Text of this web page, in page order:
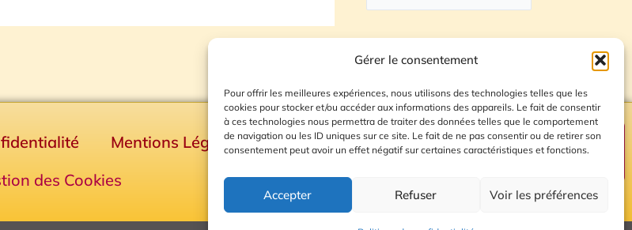
Gérer le consentement
Pour offrir les meilleures expériences, nous utilisons des technologies telles que les
cookies pour stocker et/ou accéder aux informations des appareils. Le fait de consentir
à ces technologies nous permettra de traiter des données telles que le comportement
de navigation ou les ID uniques sur ce site. Le fait de ne pas consentir ou de retirer son
consentement peut avoir un effet négatif sur certaines caractéristiques et fonctions.
Accepter Refuser Voir les préférences
Mentions Légales
Plan du site
des Cookies